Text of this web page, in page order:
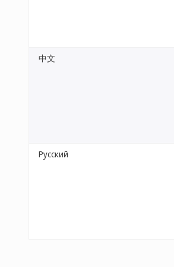
中文
Русский